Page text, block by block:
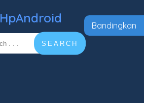
HpAndroid
SEARCH
Bandingkan